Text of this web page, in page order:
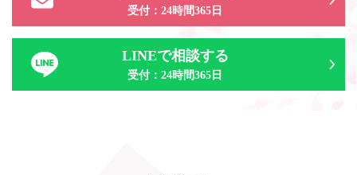
受付：24時間365日
LINEで相談する
受付：24時間365日